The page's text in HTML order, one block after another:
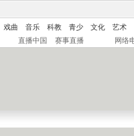
戏曲 音乐 科教 青少 文化
艺术
直播中国 赛事直播 网络